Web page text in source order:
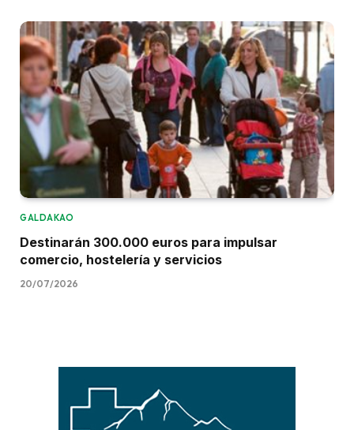
GALDAKAO
Destinarán 300.000 euros para impulsar
comercio, hostelería y servicios
20/07/2026